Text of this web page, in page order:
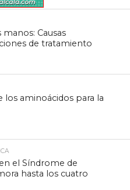
Causas
de tratamiento
los aminoácidos para la
el Síndrome de
hasta los cuatro